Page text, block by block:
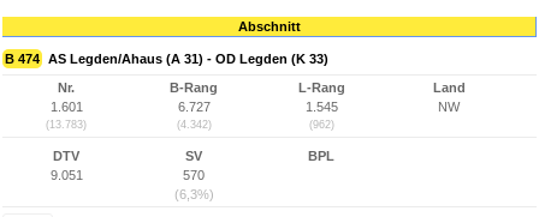
Abschnitt
B 474 AS Legden/Ahaus (A 31) - OD Legden (K 33)
Nr.
1.601
(13.783)
B-Rang
6.727
(4.342)
L-Rang
1.545
(962)
Land
NW
DTV
9.051
SV
570
(6,3%)
BPL